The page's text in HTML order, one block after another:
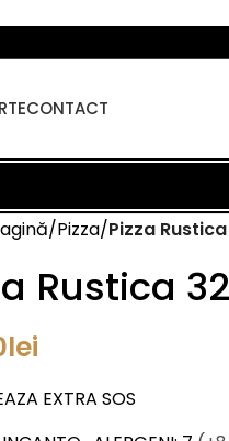
CONTACT
Pizza Pizza
Rustica
lei
EXTRA SOS